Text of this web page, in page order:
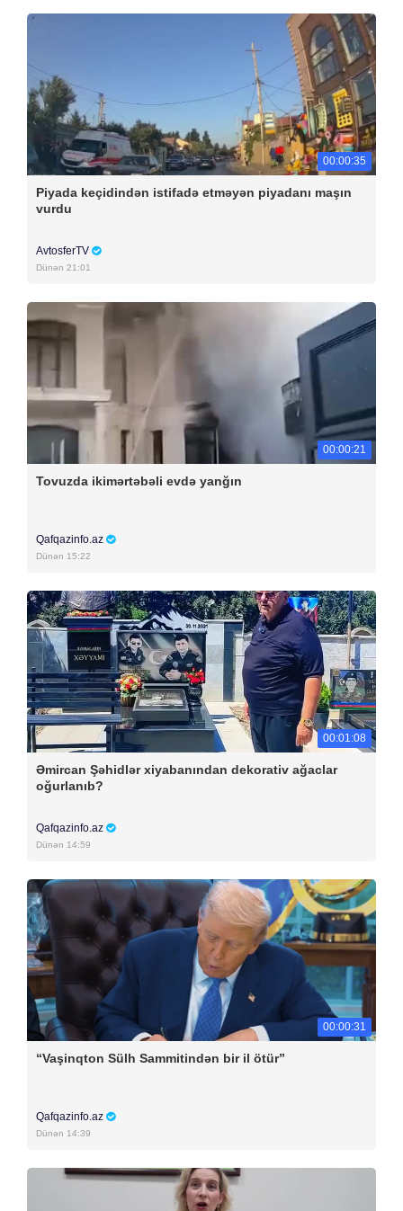
00:00:35
Piyada keçidindən istifadə etməyən piyadanı maşın
vurdu
AvtosferTV
Dünən 21:01
00:00:21
Tovuzda ikimərtəbəli evdə yanğın
Qafqazinfo.az
Dünən 15:22
00:01:08
Əmircan Şəhidlər xiyabanından dekorativ ağaclar
oğurlanıb?
Qafqazinfo.az
Dünən 14:59
00:00:31
“Vaşinqton Sülh Sammitindən bir il ötür”
Qafqazinfo.az
Dünən 14:39